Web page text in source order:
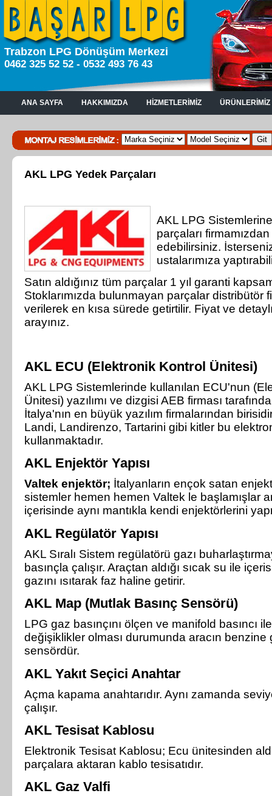
Trabzon LPG Dönüşüm Merkezi
0462 325 52 52 - 0532 493 76 43
ANA SAYFA HAKKIMIZDA HİZMETLERİMİZ ÜRÜNLERİMİZ
AKL LPG Yedek Parçaları
AKL LPG
parçaları
edebilirsiniz.
ustalarımıza
Satın aldığınız tüm parçalar 1 yıl garanti
Stoklarımızda bulunmayan parçalar distribütör
verilerek en kısa sürede getirtilir. Fiyat ve
arayınız.
AKL ECU (Elektronik Kontrol Ünitesi)
AKL LPG Sistemlerinde kullanılan ECU'nun
Ünitesi) yazılımı ve dizgisi AEB firması
İtalya'nın en büyük yazılım firmalarından
Landi, Landirenzo, Tartarini gibi kitler bu
kullanmaktadır.
AKL Enjektör Yapısı
Valtek enjektör; İtalyanların ençok satan
sistemler hemen hemen Valtek le başlamışlar
içerisinde aynı mantıkla kendi enjektörlerini
AKL Regülatör Yapısı
AKL Sıralı Sistem regülatörü gazı
basınçla çalışır. Araçtan aldığı sıcak su ile
gazını ısıtarak faz haline getirir.
AKL Map (Mutlak Basınç Sensörü)
LPG gaz basınçını ölçen ve manifold basıncı
değişiklikler olması durumunda aracın
sensördür.
AKL Yakıt Seçici Anahtar
Açma kapama anahtarıdır. Aynı zamanda
çalışır.
AKL Tesisat Kablosu
Elektronik Tesisat Kablosu; Ecu ünitesinden
parçalara aktaran kablo tesisatıdır.
AKL Gaz Valfi